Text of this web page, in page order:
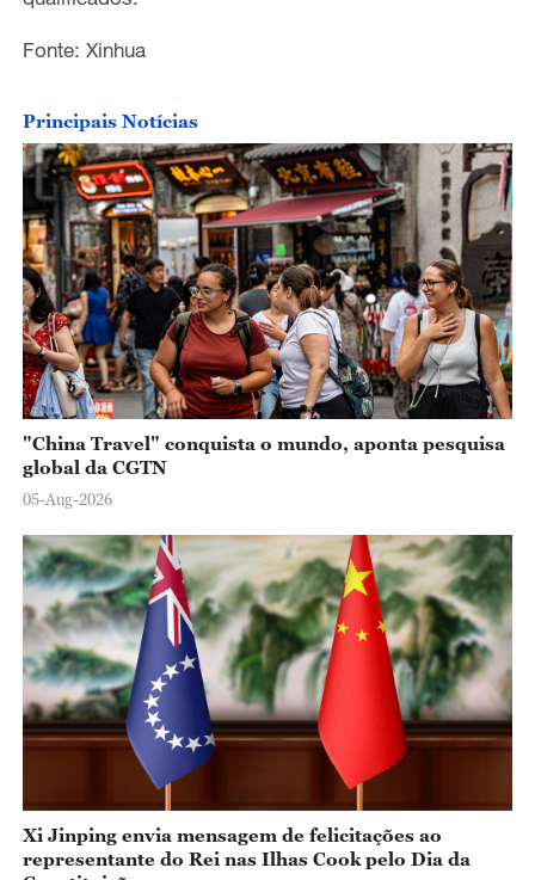
Fonte: Xinhua
Principais Notícias
"China Travel" conquista o mundo, aponta pesquisa
global da CGTN
05-Aug-2026
Xi Jinping envia mensagem de felicitações ao
representante do Rei nas Ilhas Cook pelo Dia da